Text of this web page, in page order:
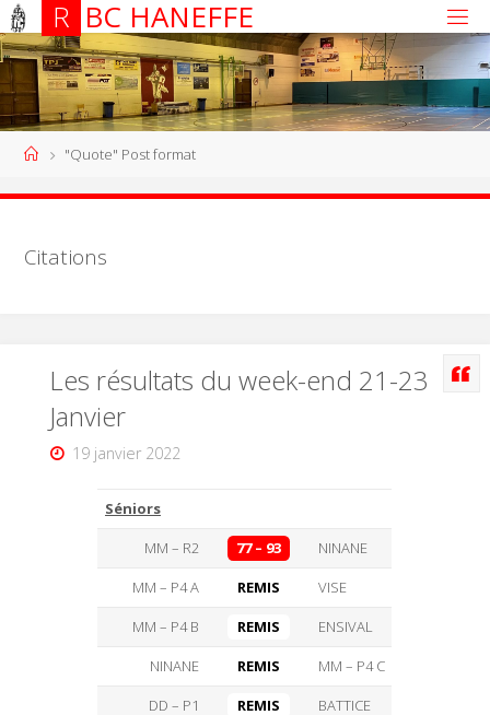
R BC HANEFFE
"Quote" Post format
Citations
Les résultats du week-end 21-23
Janvier
19 janvier 2022
Séniors
MM – R2
77 – 93
NINANE
MM – P4 A
REMIS
VISE
MM – P4 B
REMIS
ENSIVAL
NINANE
REMIS
MM – P4 C
DD – P1
REMIS
BATTICE